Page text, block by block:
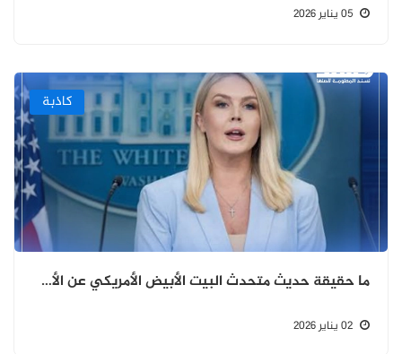
كاذبة
ما حقيقة حديث متحدث البيت الأبيض الأمريكي عن الأحداث الجارية في حضرموت؟